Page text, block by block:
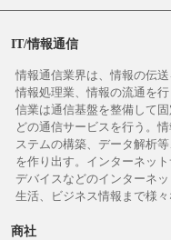
IT/情報通信
情報通信業界は、情報の伝
情報処理業、情報の流通を
信業は通信基盤を整備して
どの通信サービスを行う。
ステムの構築、データ解析
を作り出す。インターネッ
デバイスなどのインターネ
生活、ビジネス情報まで様
商社